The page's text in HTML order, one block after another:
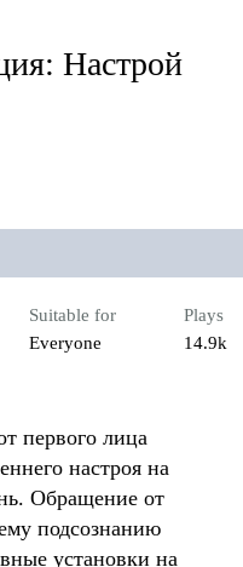
Настрой
Suitable for
Everyone
Plays
14.9k
первого лица
настроя на
Обращение от
подсознанию
установки на